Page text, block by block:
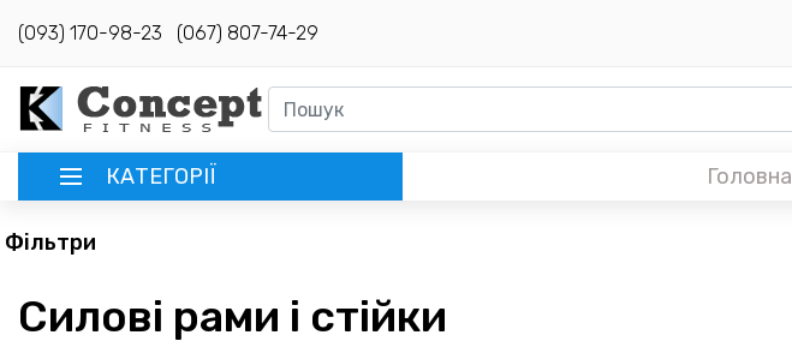
(093) 170-98-23 (067) 807-74-29
КАТЕГОРІЇ Головна
РУССКИЙ
ГОЛОВНА
Фільтри
Силові рами і стійки